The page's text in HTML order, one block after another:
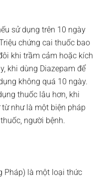
sử dụng trên 10 ngày
chứng cai thuốc bao
khi trầm cảm hoặc kích
khi dùng Diazepam để
không quá 10 ngày.
thuốc lâu hơn, khi
như là một biện pháp
người bệnh.
Pháp) là một loại thức